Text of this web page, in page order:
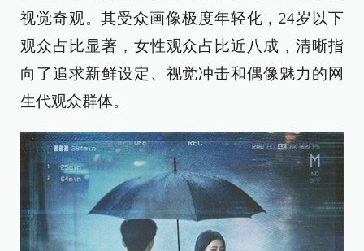
视觉奇观。其受众画像极度年轻化，24岁以下
观众占比显著，女性观众占比近八成，清晰指
向了追求新鲜设定、视觉冲击和偶像魅力的网
生代观众群体。